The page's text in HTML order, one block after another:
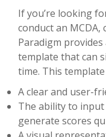
If you’re looking
conduct an MCDA,
Paradigm provides
template that can
time. This
A clear and user-
The ability to
generate scores